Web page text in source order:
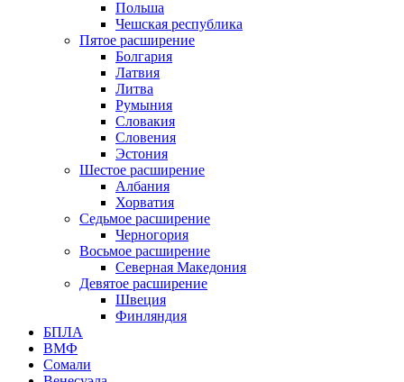
Польша
Чешская республика
Пятое расширение
Болгария
Латвия
Литва
Румыния
Словакия
Словения
Эстония
Шестое расширение
Албания
Хорватия
Седьмое расширение
Черногория
Восьмое расширение
Северная Македония
Девятое расширение
Швеция
Финляндия
БПЛА
ВМФ
Сомали